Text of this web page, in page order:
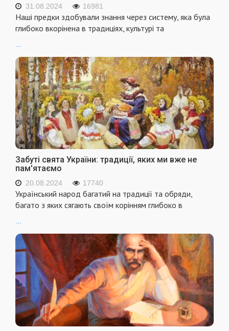
31.08.2024 16981
Наші предки здобували знання через систему, яка була
глибоко вкорінена в традиціях, культурі та
Забуті свята України: традиції, яких ми вже не
пам'ятаємо
20.08.2024 17740
Український народ багатий на традиції та обряди,
багато з яких сягають своїм корінням глибоко в
...